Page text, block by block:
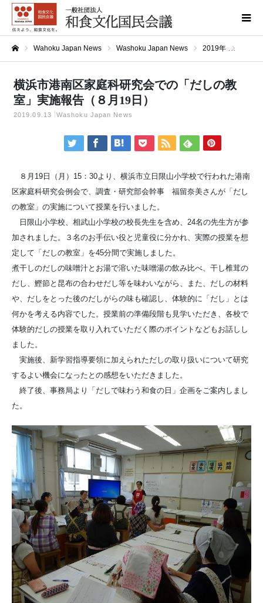
Wahoku Japan News Washoku Japan News 2019年
横浜市港南区家庭科研究会での「だしの教
室」実施報告（８月19日）
2019.09.13 Washoku Japan News
８月19日（月）15：30より、横浜市立日限山小学校で行われた港南
区家庭科研究会例会で、調査・研究部会幹事 福留奈美さんが「だし
の教室」の実施について授業を行いました。
日限山小学校、相武山小学校の校長先生を含め、24名の先生方が参
加されました。３名のお手伝い役と児童役に分かれ、実際の授業を想
定して「だしの教室」を45分間で実施しました。
煮干しのだしの味噌汁とお湯で溶いた味噌湯の飲み比べ、干し椎茸の
だし、鰹節と昆布の合わせだし等を味わいながら、また、だしの材料
や、だしをとった後のだしがらの味も確認し、体験的に「だし」とは
何かを考える内容でした。授業前の準備段階も見学いただき、各校で
体験的だしの授業を取り入れていただく際のポイントなどもお話しし
ました。
実施後、新学習指導要領に加えられただしの取り扱いについて研究
するよい機会になったとの感想をいただきました。
終了後、事務局より「だしで味わう和食の日」企画をご案内しまし
た。